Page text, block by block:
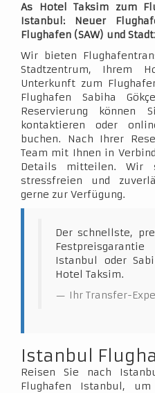
As Hotel Taksim zum
Istanbul: Neuer
Flughafen (SAW) und
Wir bieten
Stadtzentrum, Ihrem
Unterkunft zum
Flughafen Sabiha
Reservierung können
kontaktieren oder
buchen. Nach Ihrer
Team mit Ihnen in
Details mitteilen. Wir
stressfreien und
gerne zur Verfügung.
Der schnellste,
Istanbul oder
Hotel Taksim.
Ihr Transfer-
Istanbul
Reisen Sie nach
Flughafen Istanbul,